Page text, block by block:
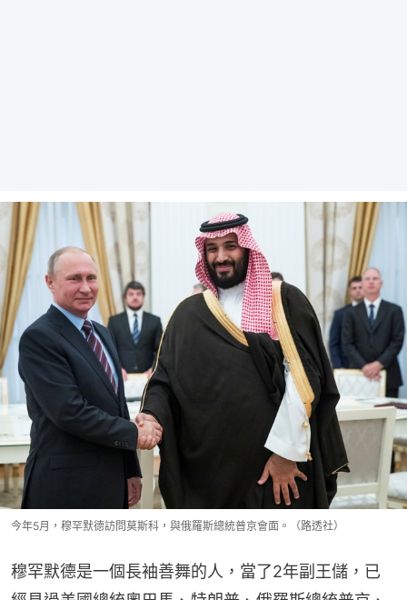
今年5月，穆罕默德訪問莫斯科，與俄羅斯總統普京會面。（路透社）
穆罕默德是一個長袖善舞的人，當了2年副王儲，已